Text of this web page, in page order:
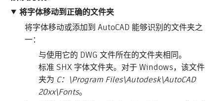
将字体移动到正确的文件夹
将字体移动或添加到 AutoCAD 能够识别的文件夹之
一：
与使用它的 DWG 文件所在的文件夹相同。
标准 SHX 字体文件夹。对于 Windows，该文件
夹为 C：\Program Files\Autodesk\AutoCAD
20xx\Fonts。